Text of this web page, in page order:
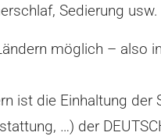
Sedierung usw.
möglich – also
ist die Einhaltung der
…) der